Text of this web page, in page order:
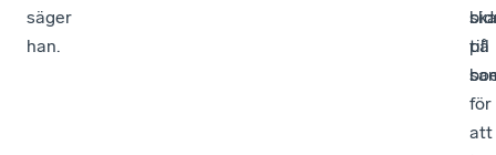
säger
han.
till
på
för
att